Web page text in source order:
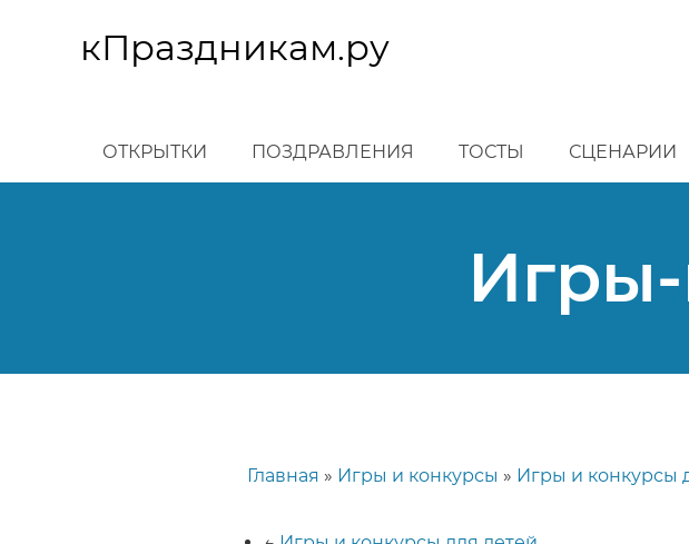
основномукПраздникам.ру
ОТКРЫТКИ ПОЗДРАВЛЕНИЯ ТОСТЫ СЦЕНАРИИ
Строка
Главная Игры и конкурсы Игры и конкурсы